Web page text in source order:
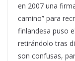
en 2007 una
camino” para
finlandesa puso
retirándolo tras
son confusas,